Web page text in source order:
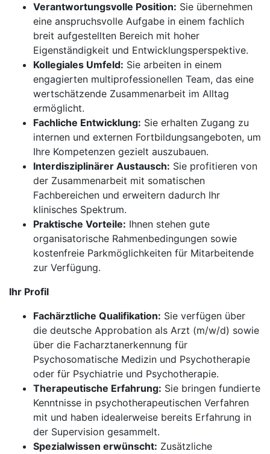
Verantwortungsvolle Position: Sie übernehmen
eine anspruchsvolle Aufgabe in einem fachlich
breit aufgestellten Bereich mit hoher
Eigenständigkeit und Entwicklungsperspektive.
Kollegiales Umfeld: Sie arbeiten in einem
engagierten multiprofessionellen Team, das eine
wertschätzende Zusammenarbeit im Alltag
ermöglicht.
Fachliche Entwicklung: Sie erhalten Zugang zu
internen und externen Fortbildungsangeboten, um
Ihre Kompetenzen gezielt auszubauen.
Interdisziplinärer Austausch: Sie profitieren von
der Zusammenarbeit mit somatischen
Fachbereichen und erweitern dadurch Ihr
klinisches Spektrum.
Praktische Vorteile: Ihnen stehen gute
organisatorische Rahmenbedingungen sowie
kostenfreie Parkmöglichkeiten für Mitarbeitende
zur Verfügung.
Ihr Profil
Fachärztliche Qualifikation: Sie verfügen über
die deutsche Approbation als Arzt (m/w/d) sowie
über die Facharztanerkennung für
Psychosomatische Medizin und Psychotherapie
oder für Psychiatrie und Psychotherapie.
Therapeutische Erfahrung: Sie bringen fundierte
Kenntnisse in psychotherapeutischen Verfahren
mit und haben idealerweise bereits Erfahrung in
der Supervision gesammelt.
Spezialwissen erwünscht: Zusätzliche